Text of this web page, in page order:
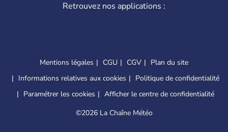
Retrouvez nos applications :
Mentions légales CGU CGV
Plan du site
Informations relatives aux cookies
Politique de confidentialité
Paramétrer les cookies
Afficher le centre de confidentialité
©2026 La Chaîne Météo